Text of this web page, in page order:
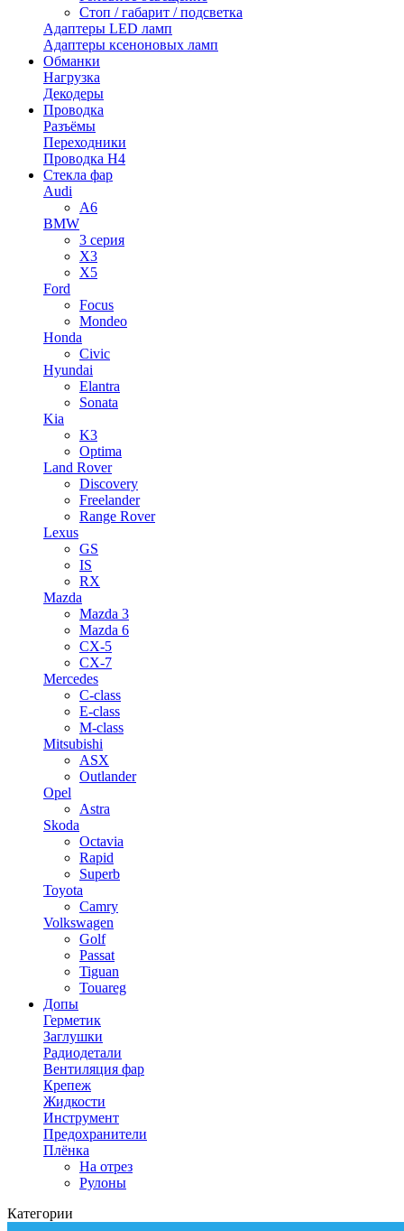
Стоп / габарит / подсветка
Адаптеры LED ламп
Адаптеры ксеноновых ламп
Обманки
Нагрузка
Декодеры
Проводка
Разъёмы
Переходники
Проводка H4
Стекла фар
Audi
A6
BMW
3 серия
X3
X5
Ford
Focus
Mondeo
Honda
Civic
Hyundai
Elantra
Sonata
Kia
K3
Optima
Land Rover
Discovery
Freelander
Range Rover
Lexus
GS
IS
RX
Mazda
Mazda 3
Mazda 6
CX-5
CX-7
Mercedes
C-class
E-class
M-class
Mitsubishi
ASX
Outlander
Opel
Astra
Skoda
Octavia
Rapid
Superb
Toyota
Camry
Volkswagen
Golf
Passat
Tiguan
Touareg
Допы
Герметик
Заглушки
Радиодетали
Вентиляция фар
Крепеж
Жидкости
Инструмент
Предохранители
Плёнка
На отрез
Рулоны
Категории